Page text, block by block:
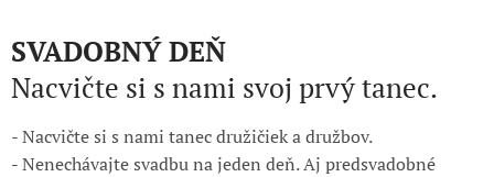
SVADOBNÝ DEŇ
Nacvičte si s nami svoj prvý tanec.
- Nacvičte si s nami tanec družičiek a družbov.
- Nenechávajte svadbu na jeden deň. Aj predsvadobné